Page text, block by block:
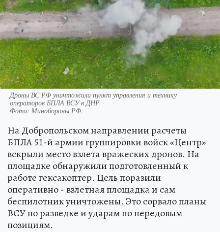
Дроны ВС РФ уничтожили пункт управления и технику
операторов БПЛА ВСУ в ДНР
Фото: Минобороны РФ.
На Добропольском направлении расчеты
БПЛА 51-й армии группировки войск «Центр»
вскрыли место взлета вражеских дронов. На
площадке обнаружили подготовленный к
работе гексакоптер. Цель поразили
оперативно - взлетная площадка и сам
беспилотник уничтожены. Это сорвало планы
ВСУ по разведке и ударам по передовым
позициям.